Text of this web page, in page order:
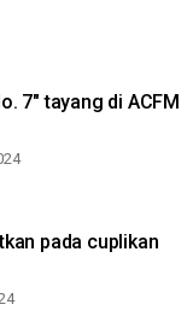
7" tayang di ACFM
pada cuplikan